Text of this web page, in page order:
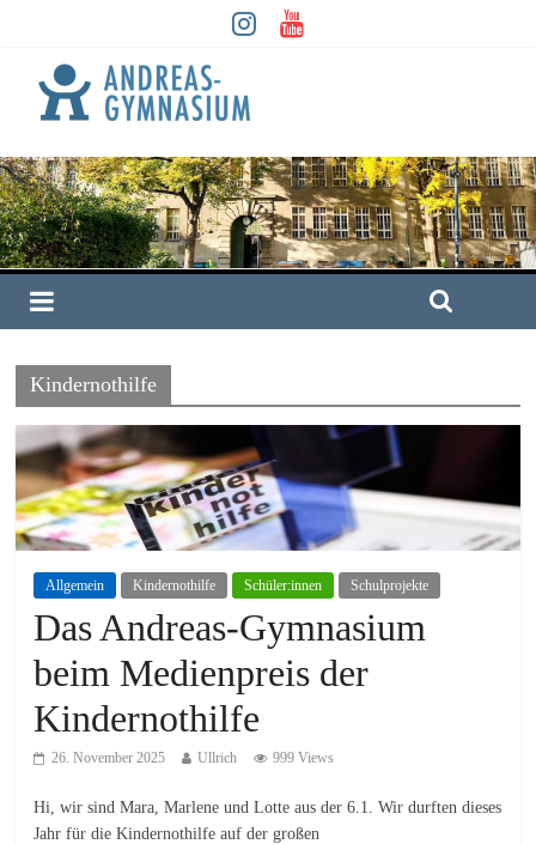
Kindernothilfe
Allgemein Kindernothilfe Schüler:innen Schulprojekte
Das Andreas-Gymnasium
beim Medienpreis der
Kindernothilfe
26. November 2025 Ullrich 999 Views
Hi, wir sind Mara, Marlene und Lotte aus der 6.1. Wir durften dieses
Jahr für die Kindernothilfe auf der großen